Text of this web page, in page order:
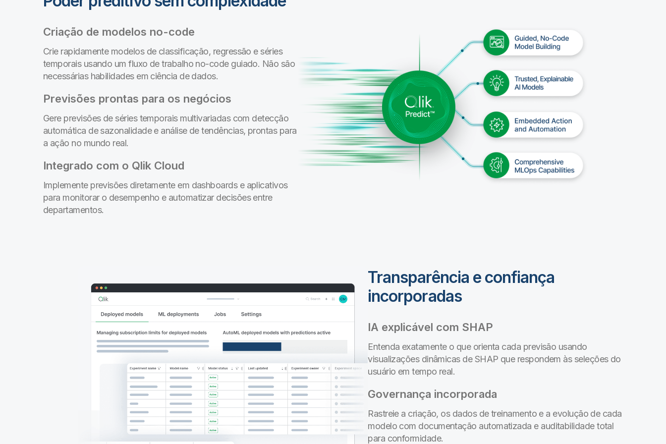
Criação de modelos no-code
Crie rapidamente modelos de classificação, regressão e séries
temporais usando um fluxo de trabalho no-code guiado. Não são
necessárias habilidades em ciência de dados.
Previsões prontas para os negócios
Gere previsões de séries temporais multivariadas com detecção
automática de sazonalidade e análise de tendências, prontas para
a ação no mundo real.
Integrado com o Qlik Cloud
Implemente previsões diretamente em dashboards e aplicativos
para monitorar o desempenho e automatizar decisões entre
departamentos.
Transparência e confiança
incorporadas
IA explicável com SHAP
Entenda exatamente o que orienta cada previsão usando
visualizações dinâmicas de SHAP que respondem às seleções do
usuário em tempo real.
Governança incorporada
Rastreie a criação, os dados de treinamento e a evolução de cada
modelo com documentação automatizada e auditabilidade total
para conformidade.